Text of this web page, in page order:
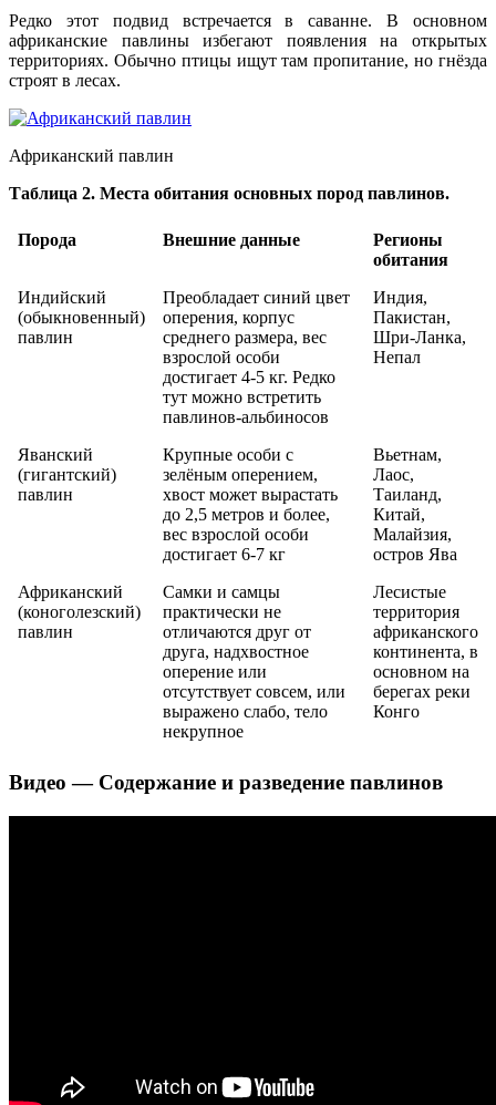
Редко этот подвид встречается в саванне. В основном
африканские павлины избегают появления на открытых
территориях. Обычно птицы ищут там пропитание, но гнёзда
строят в лесах.
Африканский павлин
Таблица 2. Места обитания основных пород павлинов.
Порода Внешние данные
Регионы
обитания
Индийский
(обыкновенный)
павлин
Преобладает синий цвет
оперения, корпус
среднего размера, вес
взрослой особи
достигает 4-5 кг. Редко
тут можно встретить
павлинов-альбиносов
Индия,
Пакистан,
Шри-Ланка,
Непал
Яванский
(гигантский)
павлин
Крупные особи с
зелёным оперением,
хвост может вырастать
до 2,5 метров и более,
вес взрослой особи
достигает 6-7 кг
Вьетнам,
Лаос,
Таиланд,
Китай,
Малайзия,
остров Ява
Африканский
(коноголезский)
павлин
Самки и самцы
практически не
отличаются друг от
друга, надхвостное
оперение или
отсутствует совсем, или
выражено слабо, тело
некрупное
Лесистые
территория
африканского
континента, в
основном на
берегах реки
Конго
Видео — Содержание и разведение павлинов